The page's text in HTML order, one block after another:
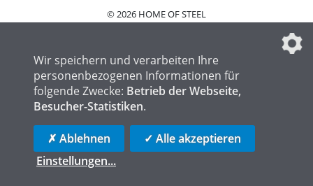
© 2026 HOME OF STEEL
IMPRESSUM
FAQ
DATENSCHUTZEINSTELLUNGEN
HOME OF LOGISTICS
Wir speichern und verarbeiten Ihre
personenbezogenen Informationen für
folgende Zwecke: Betrieb der Webseite,
Besucher-Statistiken.
✗ Ablehnen
✓ Alle akzeptieren
Einstellungen...